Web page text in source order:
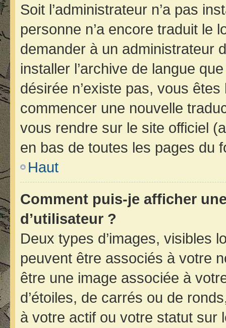
Soit l’administrateur n’a pas
personne n’a encore traduit le
demander à un administrateur
installer l’archive de langue
désirée n’existe pas, vous
commencer une nouvelle
vous rendre sur le site officiel
en bas de toutes les pages du
Haut
Comment puis-je afficher
d’utilisateur ?
Deux types d’images, visibles
peuvent être associés à votre
être une image associée à
d’étoiles, de carrés ou de
à votre actif ou votre statut sur